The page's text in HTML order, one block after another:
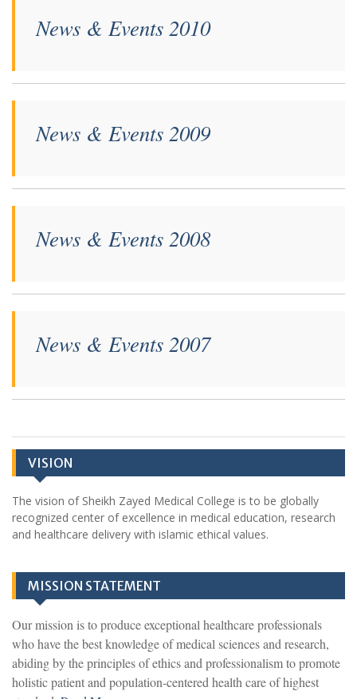
News & Events 2010
News & Events 2009
News & Events 2008
News & Events 2007
VISION
The vision of Sheikh Zayed Medical College is to be globally
recognized center of excellence in medical education, research
and healthcare delivery with islamic ethical values.
MISSION STATEMENT
Our mission is to produce exceptional healthcare professionals
who have the best knowledge of medical sciences and research,
abiding by the principles of ethics and professionalism to promote
holistic patient and population-centered health care of highest